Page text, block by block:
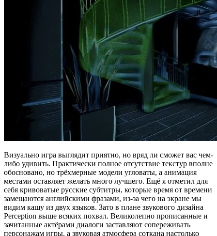
Визуально игра выглядит приятно, но вряд ли сможет вас чем-
либо удивить. Практически полное отсутствие текстур вполне
обосновано, но трёхмерные модели угловаты, а анимация
местами оставляет желать много лучшего. Ещё я отметил для
себя кривоватые русские субтитры, которые время от времени
замещаются английскими фразами, из-за чего на экране мы
видим кашу из двух языков. Зато в плане звукового дизайна
Perception выше всяких похвал. Великолепно прописанные и
зачитанные актёрами диалоги заставляют сопереживать
персонажам игры, а звуковая атмосфера соткана настолько